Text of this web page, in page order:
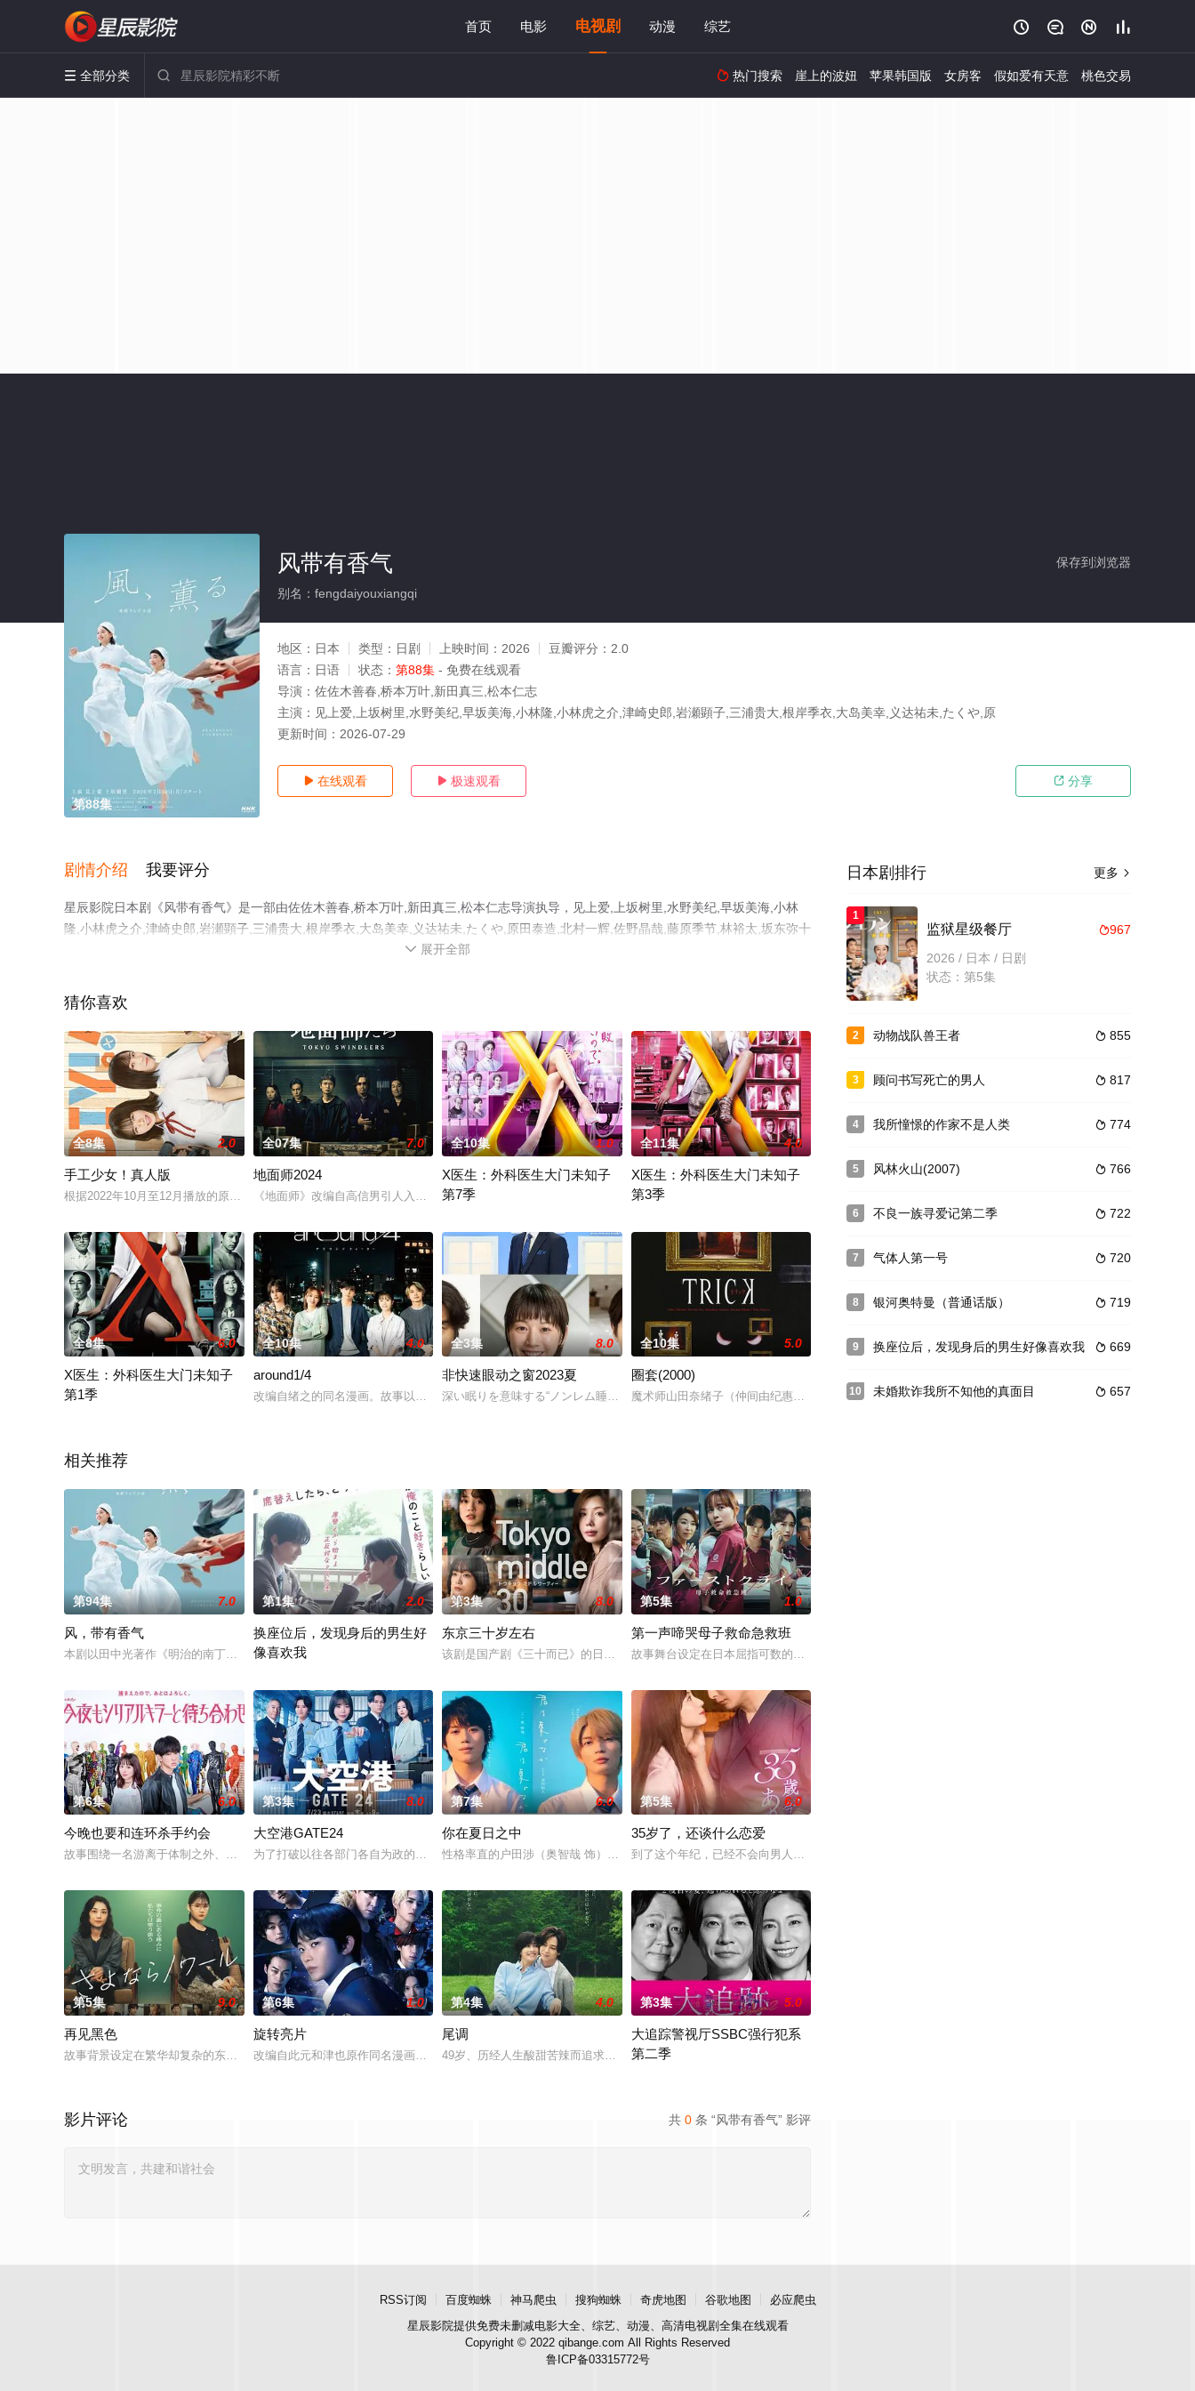
首页 电影 电视剧 动漫 综艺    
 全部分类   热门搜索 崖上的波妞 苹果韩国版 女房客 假如爱有天意 桃色交易
第88集
保存到浏览器
风带有香气
别名：fengdaiyouxiangqi
地区： 日本 类型： 日剧 上映时间： 2026 豆瓣评分： 2.0
语言： 日语 状态： 第88集 - 免费在线观看
导演： 佐佐木善春,桥本万叶,新田真三,松本仁志
主演： 见上爱,上坂树里,水野美纪,早坂美海,小林隆,小林虎之介,津崎史郎,岩瀬顕子,三浦贵大,根岸季衣,大岛美幸,义达祐未,たくや,原
更新时间： 2026-07-29
 在线观看  极速观看  分享
剧情介绍 我要评分
星辰影院日本剧《风带有香气》是一部由佐佐木善春,桥本万叶,新田真三,松本仁志导演执导，见上爱,上坂树里,水野美纪,早坂美海,小林
隆,小林虎之介,津崎史郎,岩瀬顕子,三浦贵大,根岸季衣,大岛美幸,义达祐未,たくや,原田泰造,北村一辉,佐野晶哉,藤原季节,林裕太,坂东弥十
郎,内田慈,小倉史也,片冈鹤太郎,松金米子,广冈由里子,春海四方,多部未华子,高岛政宏,二田絢乃,中田青渚,井上向日葵等明星演员精彩演
视剧、电视猫或剧情网等平台了解。
 展开全部
猜你喜欢
全8集 2.0
手工少女！真人版
根据2022年10月至12月播放的原创电视动画《Do It Yourself!! - Do It Yourself -》改编的真人版电视剧。
全07集 7.0
地面师2024
《地面师》改编自高信男引人入胜的小说，讲述了一场高风险的房地产欺诈游戏。这部惊心动魄的犯罪剧由多才多艺的导演大根仁执导，他一直热切期待着的这
全10集 1.0
X医生：外科医生大门未知子
第7季
第七季以百年一度的大流行病导致世界各地的医疗崩溃为舞台，新局面迎来是日本最高峰的教学医院—东帝大学医院，把感染治疗和内科作为重中
全11集 4.0
X医生：外科医生大门未知子
第3季
2014年，白色巨塔的崩溃没有停歇，新的医疗政策反而将医学界推入更加弱肉强食的世界。集合了业内顶尖
全8集 6.0
X医生：外科医生大门未知子
第1季
全10集 4.0
around1/4
改编自绪之的同名漫画。故事以主人公・新田康佑（佐藤大树）为中心，讲述了约25岁左右的五名男女面临的“25岁之墙”和“恋爱分岔点”，以及他们在
全3集 8.0
非快速眼动之窗2023夏
深い眠りを意味する“ノンレム睡眠”。本作は夢と現実、現実と非現実、そのはざまを行き来するかのような世界観を映し出す「ノンレムの窓」シ
全10集 5.0
圈套(2000)
魔术师山田奈绪子（仲间由纪惠饰）和物理学家上田次郎（阿部宽饰）共同揭穿“超能力”的真相的故事。本剧
相关推荐
第94集 7.0
风，带有香气
本剧以田中光著作《明治的南丁格尔 大关和物语》为原案，取材自日本首位专业女护士大关和与铃木雅的真实经历，描绘了她们推动护士注册制度、设立派出
第1集 2.0
换座位后，发现身后的男生好
像喜欢我
第3集 8.0
东京三十岁左右
该剧是国产剧《三十而已》的日本翻拍版。故事讲述曾从外地来到憧憬的东京的三位女性，在面对恋爱、工作、家庭等方面不如意的现实时，在“35
第5集 1.0
第一声啼哭母子救命急救班
故事舞台设定在日本屈指可数的顶级豪华医院“圣菲奥娜医院”。少子化、医生短缺、地方产科接连关闭……在令
第6集 6.0
今晚也要和连环杀手约会
故事围绕一名游离于体制之外、孤傲冷峻的“独狼”刑警，与一位拥有特异功能的神秘密友展开。
第3集 8.0
大空港GATE24
为了打破以往各部门各自为政的死板规矩，内阁官房直属成立了一个特殊的新部门“GATE24”。这个部门直接把负责查验护照的入境管理局、盯着行李物
第7集 6.0
你在夏日之中
性格率直的户田涉（奥智哉 饰）与校园风云人物佐伯千晴（杢代和人 饰）因共同的电影爱好而结缘。在千晴告白后，两人约定利用暑假进行一场电
第5集 6.0
35岁了，还谈什么恋爱
到了这个年纪，已经不会向男人寻求什么童话了。木元茉莉子，35岁，单身，职业是自由撰稿人。她偶然进了
第5集 9.0
再见黑色
故事背景设定在繁华却复杂的东京池袋地区。西池袋警署新设立了“犯罪受害者支援室”，在这里，警察们将贴身陪伴遭遇各类案件的受害者及遗属，协助他们
第6集 1.0
旋转亮片
改编自此元和津也原作同名漫画。不起眼的高中生三井宏太在好友内新次郎的邀请下加入了钓鱼部。虽然听说这是守护城镇秩序的正义之士，但实际上却是由黑
第4集 4.0
尾调
49岁、历经人生酸甜苦辣而追求现状稳定的职场女性一濑葵（内田有纪 饰），与因家庭环境被迫放弃梦想、压抑自我生活的30岁青年樋口澄晴（寺
第3集 5.0
大追踪警视厅SSBC强行犯系
第二季
共 0 条 “风带有香气” 影评
影片评论
更多 
日本剧排行
1
967
监狱星级餐厅
2026 / 日本 / 日剧
状态：第5集
2  855
动物战队兽王者
3  817
顾问书写死亡的男人
4  774
我所憧憬的作家不是人类
5  766
风林火山(2007)
6  722
不良一族寻爱记第二季
7  720
气体人第一号
8  719
银河奥特曼（普通话版）
9  669
换座位后，发现身后的男生好像喜欢我
10  657
未婚欺诈我所不知他的真面目
RSS订阅 百度蜘蛛 神马爬虫 搜狗蜘蛛 奇虎地图 谷歌地图
必应爬虫
星辰影院提供免费未删减电影大全、综艺、动漫、高清电视剧全集在线观看
Copyright © 2022 qibange.com All Rights Reserved
鲁ICP备03315772号